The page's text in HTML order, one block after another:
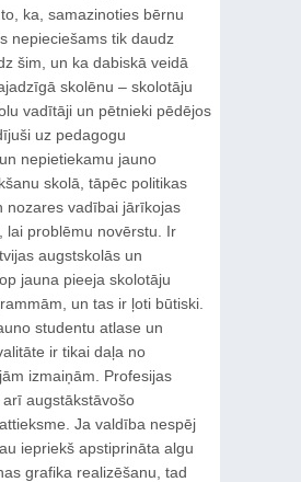
ka, samazinoties bērnu
nepieciešams tik daudz
šim, un ka dabiskā veidā
skolēnu – skolotāju
vadītāji un pētnieki pēdējos
uz pedagogu
nepietiekamu jauno
skolā, tāpēc politikas
nozares vadībai jārīkojas
lai problēmu novērstu. Ir
augstskolās un
jauna pieeja skolotāju
un tas ir ļoti būtiski.
studentu atlase un
ir tikai daļa no
izmaiņām. Profesijas
augstākstāvošo
Ja valdība nespēj
iepriekš apstiprināta algu
grafika realizēšanu, tad